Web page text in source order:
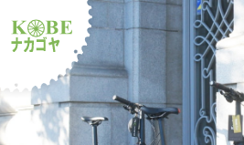
ルショップナカ